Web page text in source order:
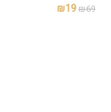
₪69
₪19